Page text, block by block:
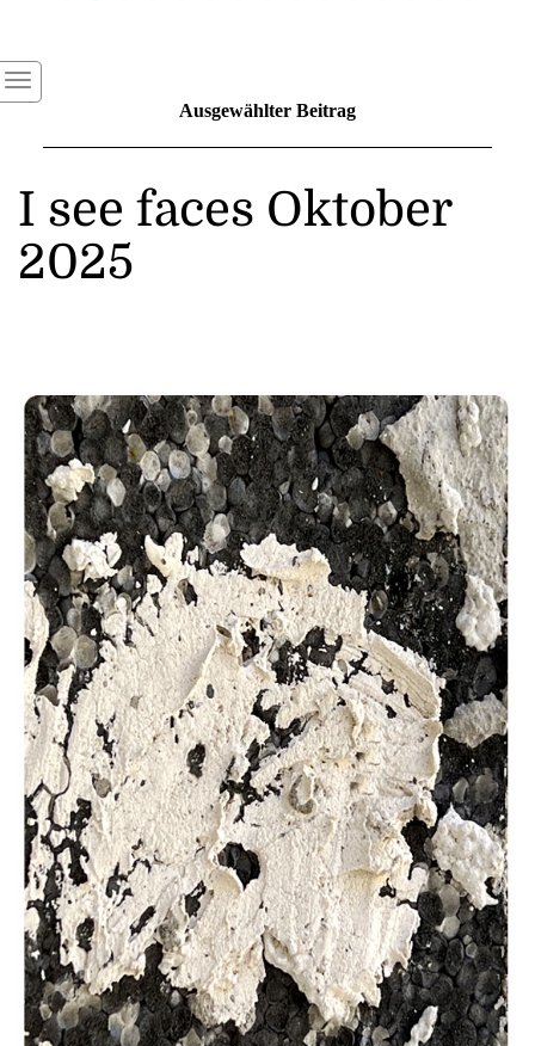
Ausgewählter Beitrag
I see faces Oktober
2025